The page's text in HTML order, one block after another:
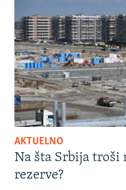
AKTUELNO
Na šta Srbija troši
rezerve?